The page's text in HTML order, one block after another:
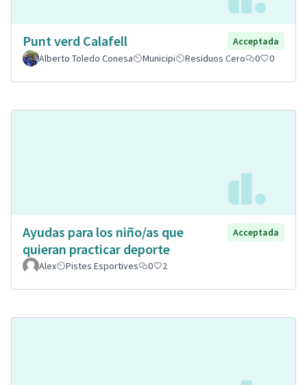
Punt verd Calafell
Acceptada
Alberto Toledo Conesa
Municipi Residuos Cero 0 0
Ayudas para los niño/as que
quieran practicar deporte
Acceptada
Alex Pistes Esportives 0 2